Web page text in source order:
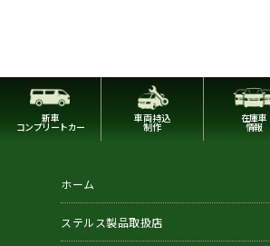
新車
コンプリートカー
車両持込
制作
在庫車
情報
ホーム
ステルス製品取扱店